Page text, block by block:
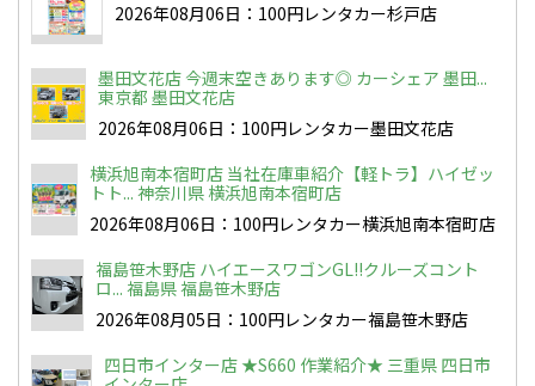
2026年08月06日：100円レンタカー杉戸店
墨田文花店 今週末空きあります◎ カーシェア 墨田...
東京都 墨田文花店
2026年08月06日：100円レンタカー墨田文花店
横浜旭南本宿町店 当社在庫車紹介【軽トラ】ハイゼッ
トト... 神奈川県 横浜旭南本宿町店
2026年08月06日：100円レンタカー横浜旭南本宿町店
福島笹木野店 ハイエースワゴンGL!!クルーズコント
ロ... 福島県 福島笹木野店
2026年08月05日：100円レンタカー福島笹木野店
四日市インター店 ★S660 作業紹介★ 三重県 四日市